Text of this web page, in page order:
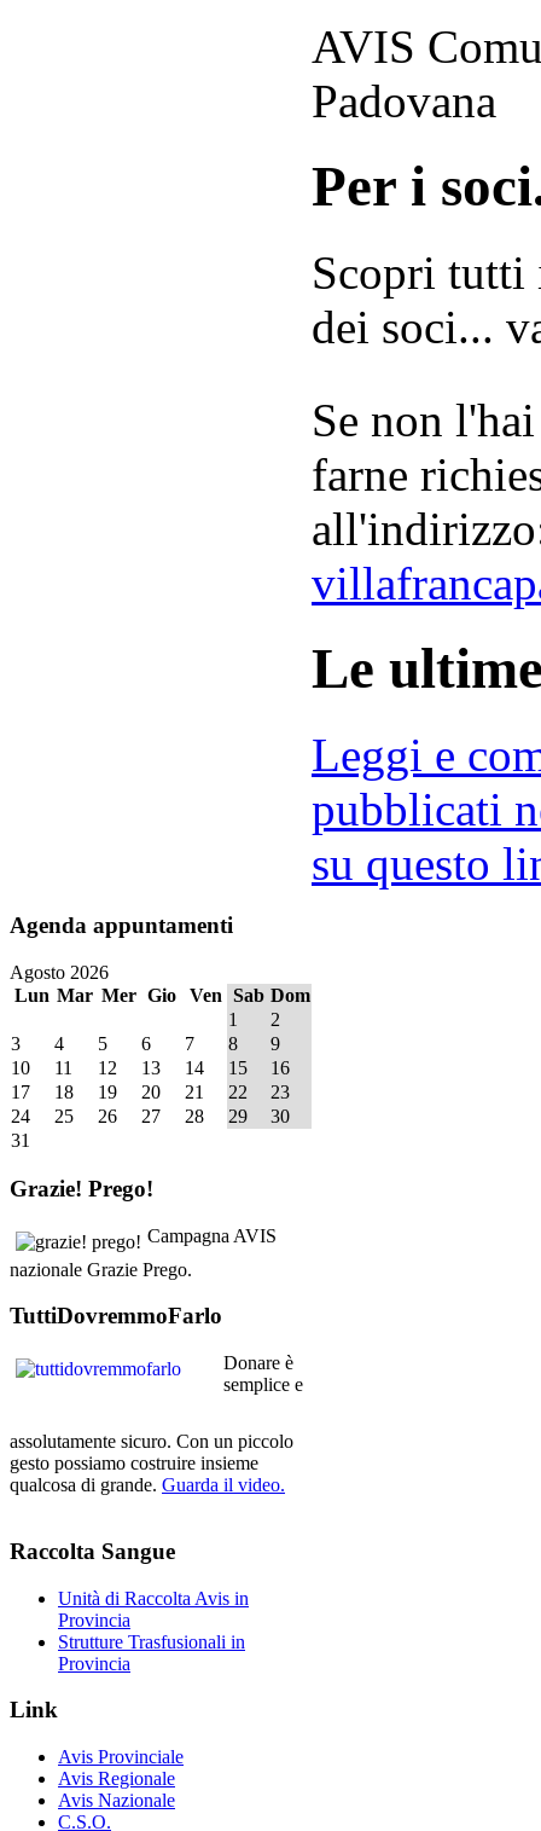
AVIS
Padovana
Per i
Scopri tutti
dei soci...
Se non
farne
Le
Leggi e
pubblicati
su questo
Agenda appuntamenti
Agosto 2026
Lun Mar Mer Gio Ven Sab Dom
1
2
3
4 5 6 7 8
9
10
11 12 13 14 15
16
17
18 19 20 21 22
23
24
25 26 27 28 29
30
31
Grazie! Prego!
Campagna AVIS
nazionale Grazie Prego.
TuttiDovremmoFarlo
Donare è
semplice e
assolutamente sicuro. Con un piccolo
gesto possiamo costruire insieme
qualcosa di grande. Guarda il video.
Raccolta Sangue
Unità di Raccolta Avis in
Provincia
Strutture Trasfusionali in
Provincia
Link
Avis Provinciale
Avis Regionale
Avis Nazionale
C.S.O.